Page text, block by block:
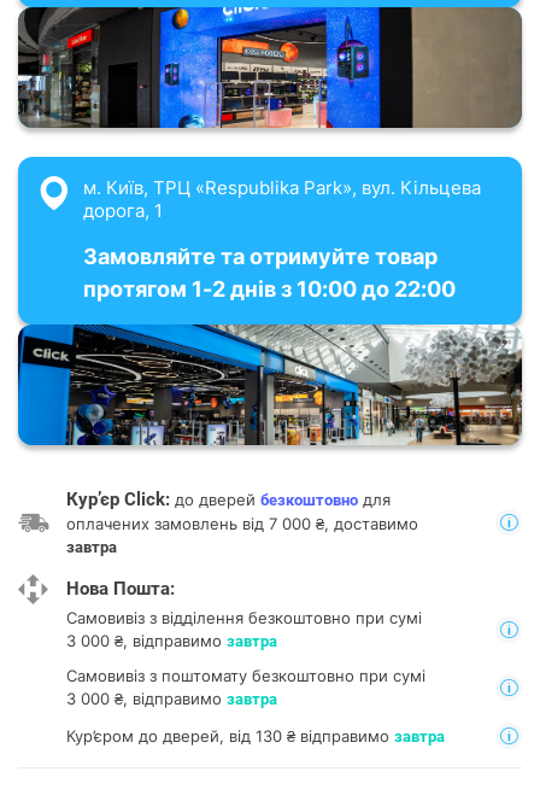
м. Київ, ТРЦ «Respublika Park», вул. Кільцева
дорога, 1
Замовляйте та отримуйте товар
протягом 1-2 днів з 10:00 до 22:00
Кур’єр Click: до дверей безкоштовно для
оплачених замовлень від 7 000 ₴, доставимо
завтра
Нова Пошта:
Самовивіз з відділення безкоштовно при сумі
3 000 ₴, відправимо завтра
Самовивіз з поштомату безкоштовно при сумі
3 000 ₴, відправимо завтра
Кур’єром до дверей, від 130 ₴ відправимо завтра